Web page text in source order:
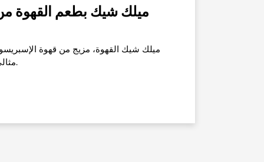
ميلك شيك القهوة، مزيج من قهوة الإسبريسو
مثالي لإضفاء نكهة مميزة على استراحتك.